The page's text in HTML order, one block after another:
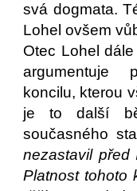
svá dogmata.
Lohel ovšem
Otec Lohel
argumentuje
koncilu, kterou
je to další
současného
nezastavil
Platnost tohoto